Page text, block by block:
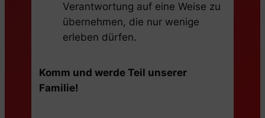
Verantwortung auf eine Weise zu
übernehmen, die nur wenige
erleben dürfen.
Komm und werde Teil unserer
Familie!